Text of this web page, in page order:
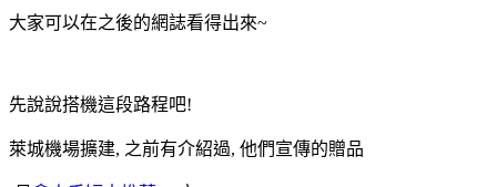
大家可以在之後的網誌看得出來~
先說說搭機這段路程吧!
萊城機場擴建, 之前有介紹過, 他們宣傳的贈品